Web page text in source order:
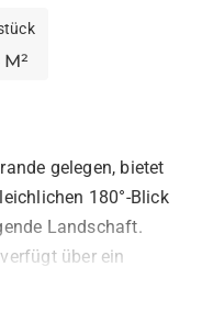
gelegen, bietet
180°-Blick
Landschaft.
über ein